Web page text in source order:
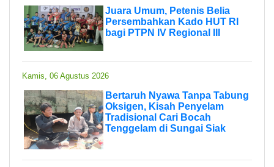
Juara Umum, Petenis Belia
Persembahkan Kado HUT RI
bagi PTPN IV Regional III
Kamis, 06 Agustus 2026
Bertaruh Nyawa Tanpa Tabung
Oksigen, Kisah Penyelam
Tradisional Cari Bocah
Tenggelam di Sungai Siak